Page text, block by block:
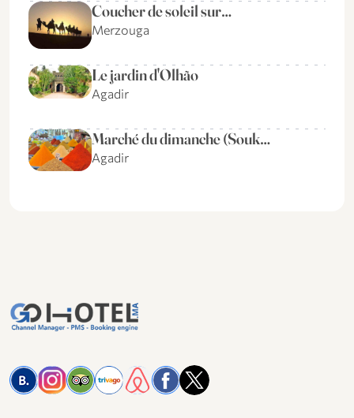
Coucher de soleil sur…
Merzouga
Le jardin d'Olhão
Agadir
Marché du dimanche (Souk…
Agadir